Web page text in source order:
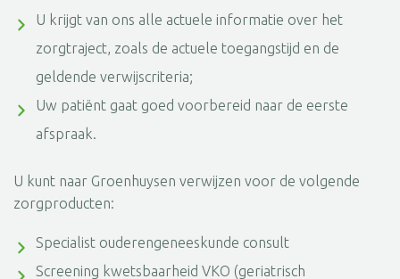
U krijgt van ons alle actuele informatie over het
zorgtraject, zoals de actuele toegangstijd en de
geldende verwijscriteria;
Uw patiënt gaat goed voorbereid naar de eerste
afspraak.
U kunt naar Groenhuysen verwijzen voor de volgende
zorgproducten:
Specialist ouderengeneeskunde consult
Screening kwetsbaarheid VKO (geriatrisch